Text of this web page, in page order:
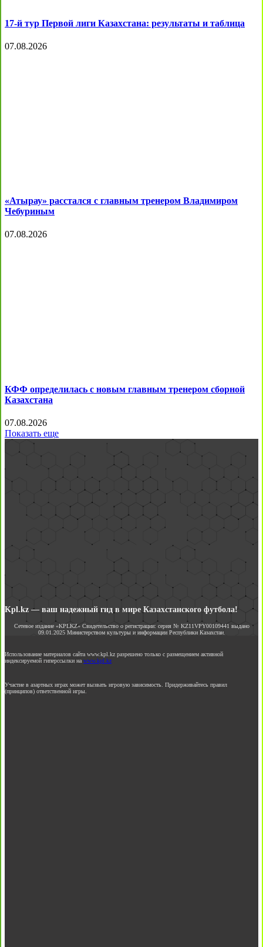
17-й тур Первой лиги Казахстана: результаты и таблица
07.08.2026
«Атырау» расстался с главным тренером Владимиром
Чебуриным
07.08.2026
КФФ определилась с новым главным тренером сборной
Казахстана
07.08.2026
Показать еще
Kpl.kz — ваш надежный гид в мире Казахстанского футбола!
Сетевое издание «KPLKZ» Свидетельство о регистрации: серия № KZ11VPY00109441 выдано
09.01.2025 Министерством культуры и информации Республики Казахстан.
Использование материалов сайта www.kpl.kz разрешено только с размещением активной
индексируемой гиперссылки на www.kpl.kz
Участие в азартных играх может вызвать игровую зависимость. Придерживайтесь правил
(принципов) ответственной игры.